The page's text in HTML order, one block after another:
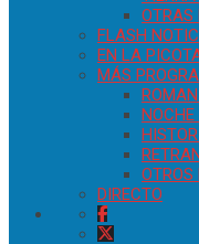
OTRAS
FLASH
EN LA
MÁS
OTROS
DIRECTO